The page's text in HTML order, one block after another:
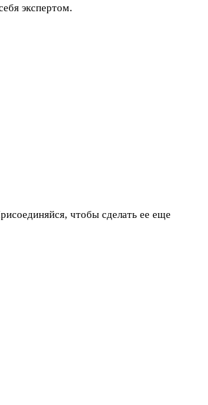
экспертом.
чтобы сделать ее еще